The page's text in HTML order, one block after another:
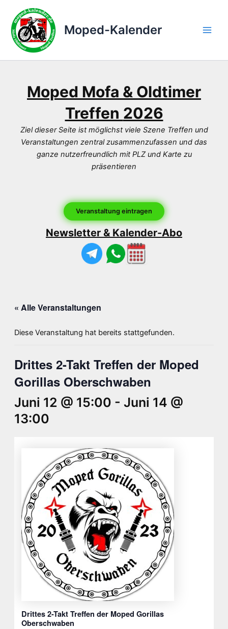
Inhalt
springen
Moped-Kalender
Moped Mofa & Oldtimer
Treffen 2026
Ziel dieser Seite ist möglichst viele Szene Treffen und
Veranstaltungen zentral zusammenzufassen und das
ganze nutzerfreundlich mit PLZ und Karte zu
präsentieren
Veranstaltung eintragen
Newsletter & Kalender-Abo
« Alle Veranstaltungen
Diese Veranstaltung hat bereits stattgefunden.
Drittes 2-Takt Treffen der Moped
Gorillas Oberschwaben
Juni 12 @ 15:00 - Juni 14 @
13:00
Drittes 2-Takt Treffen der Moped Gorillas
Oberschwaben